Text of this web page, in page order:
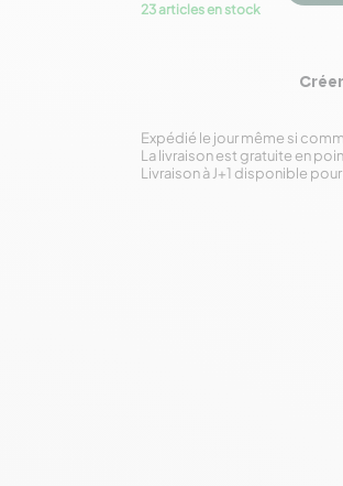
23 articles en stock
Expédié le jour même si
Livraison à J+1 disponible
La livraison est gratuite en